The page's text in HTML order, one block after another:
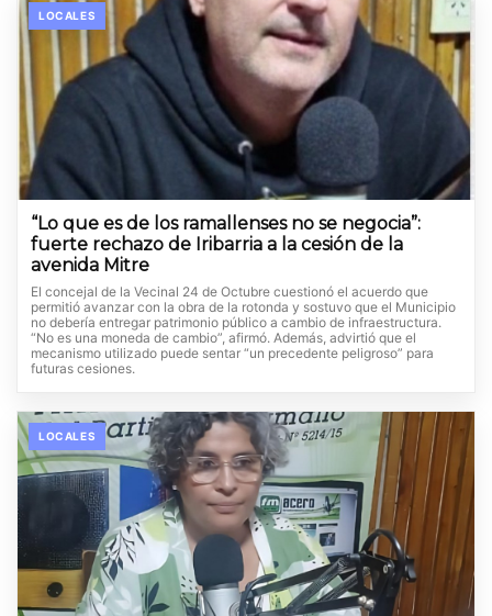
LOCALES
“Lo que es de los ramallenses no se negocia”:
fuerte rechazo de Iribarria a la cesión de la
avenida Mitre
El concejal de la Vecinal 24 de Octubre cuestionó el acuerdo que
permitió avanzar con la obra de la rotonda y sostuvo que el Municipio
no debería entregar patrimonio público a cambio de infraestructura.
“No es una moneda de cambio”, afirmó. Además, advirtió que el
mecanismo utilizado puede sentar “un precedente peligroso” para
futuras cesiones.
LOCALES